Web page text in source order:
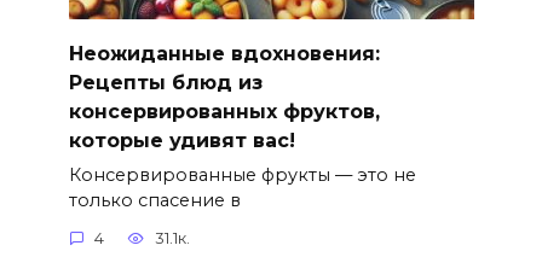
Неожиданные вдохновения:
Рецепты блюд из
консервированных фруктов,
которые удивят вас!
Консервированные фрукты — это не
только спасение в
4 31.1к.